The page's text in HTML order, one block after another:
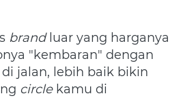
brand luar yang harganya
"kembaran" dengan
jalan, lebih baik bikin
circle kamu di